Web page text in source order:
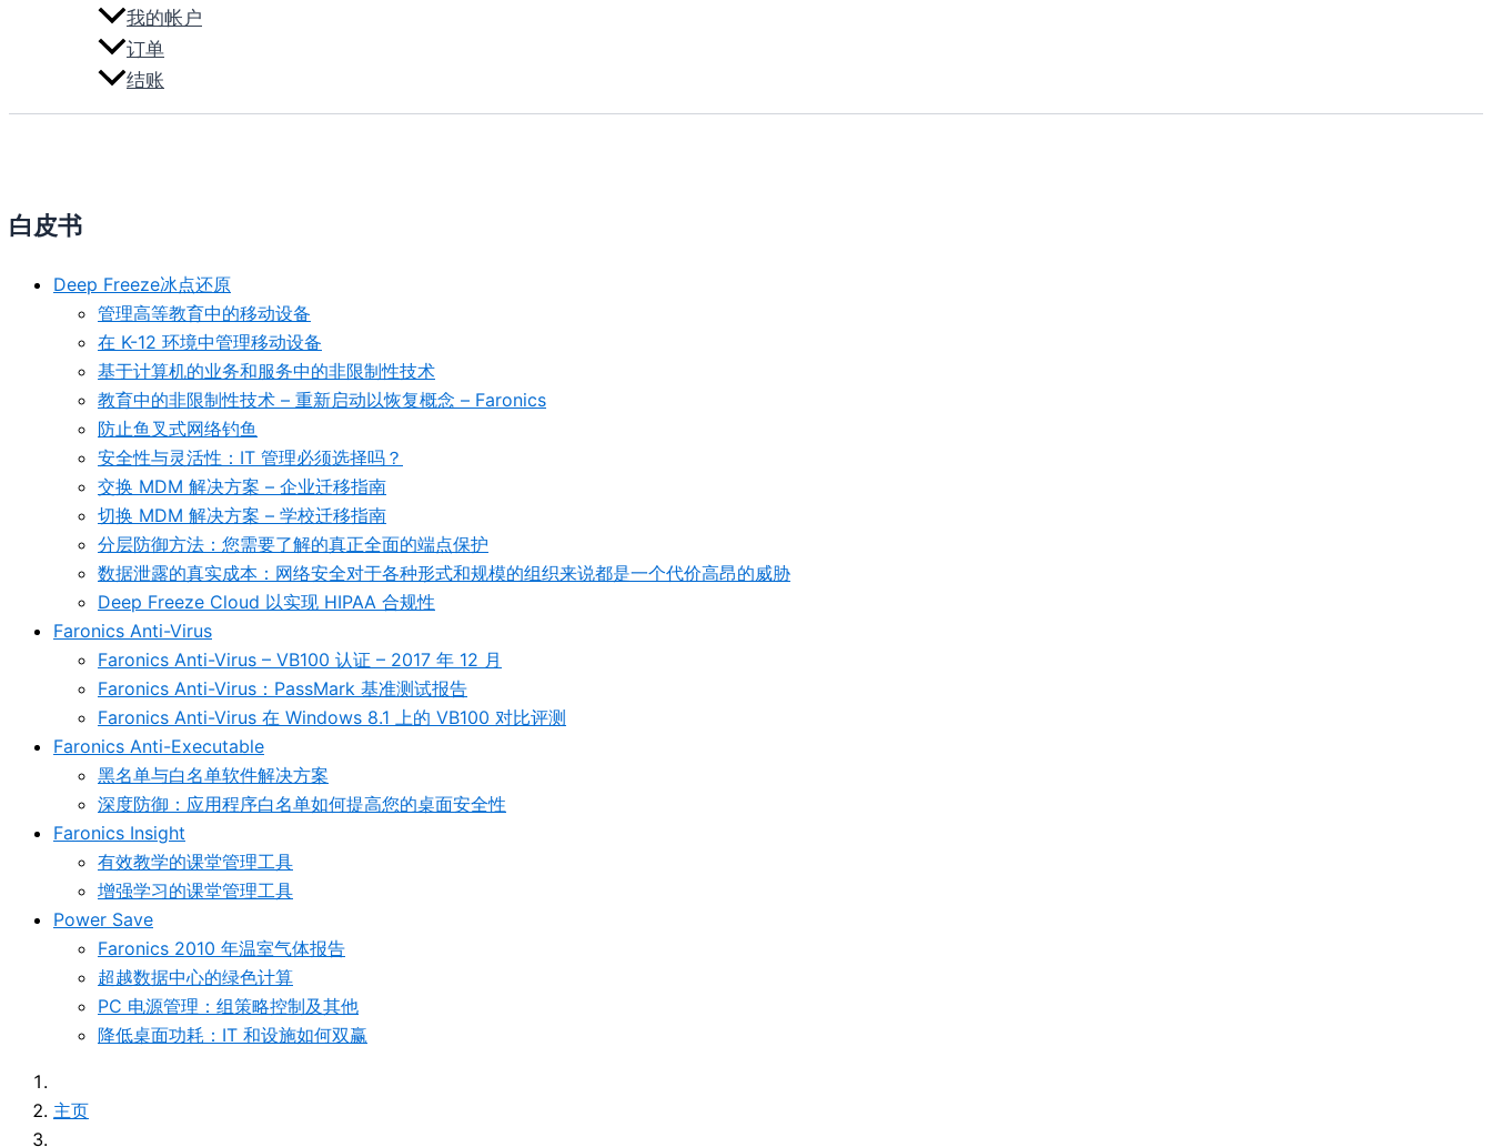
我的帐户
订单
结账
白皮书
Deep Freeze冰点还原
管理高等教育中的移动设备
在 K-12 环境中管理移动设备
基于计算机的业务和服务中的非限制性技术
教育中的非限制性技术 – 重新启动以恢复概念 – Faronics
防止鱼叉式网络钓鱼
安全性与灵活性：IT 管理必须选择吗？
交换 MDM 解决方案 – 企业迁移指南
切换 MDM 解决方案 – 学校迁移指南
分层防御方法：您需要了解的真正全面的端点保护
数据泄露的真实成本：网络安全对于各种形式和规模的组织来说都是一个代价高昂的威胁
Deep Freeze Cloud 以实现 HIPAA 合规性
Faronics Anti-Virus
Faronics Anti-Virus – VB100 认证 – 2017 年 12 月
Faronics Anti-Virus：PassMark 基准测试报告
Faronics Anti-Virus 在 Windows 8.1 上的 VB100 对比评测
Faronics Anti-Executable
黑名单与白名单软件解决方案
深度防御：应用程序白名单如何提高您的桌面安全性
Faronics Insight
有效教学的课堂管理工具
增强学习的课堂管理工具
Power Save
Faronics 2010 年温室气体报告
超越数据中心的绿色计算
PC 电源管理：组策略控制及其他
降低桌面功耗：IT 和设施如何双赢
主页